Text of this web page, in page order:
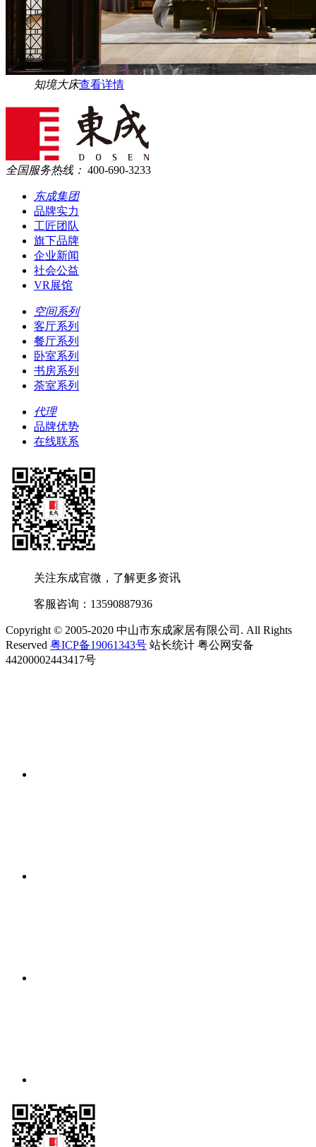
知境大床查看详情
全国服务热线： 400-690-3233
东成集团
品牌实力
工匠团队
旗下品牌
企业新闻
社会公益
VR展馆
空间系列
客厅系列
餐厅系列
卧室系列
书房系列
荼室系列
代理
品牌优势
在线联系
关注东成官微，了解更多资讯
客服咨询：13590887936
Copyright © 2005-2020 中山市东成家居有限公司. All Rights
Reserved 粤ICP备19061343号 站长统计 粤公网安备
44200002443417号